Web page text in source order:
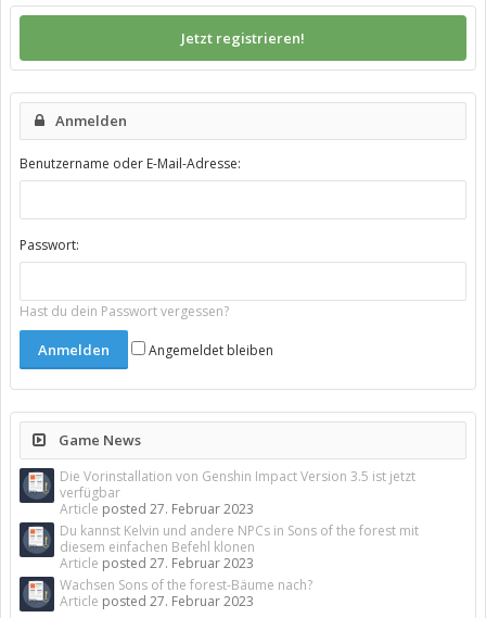
Jetzt registrieren!
Anmelden
Benutzername oder E-Mail-Adresse:
Passwort:
Hast du dein Passwort vergessen?
Angemeldet bleiben
Game News
Die Vorinstallation von Genshin Impact Version 3.5 ist jetzt
verfügbar
Article posted 27. Februar 2023
Du kannst Kelvin und andere NPCs in Sons of the forest mit
diesem einfachen Befehl klonen
Article posted 27. Februar 2023
Wachsen Sons of the forest-Bäume nach?
Article posted 27. Februar 2023